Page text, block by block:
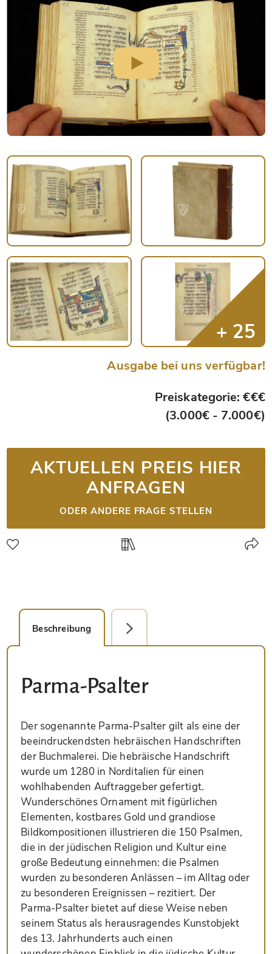
Ausgabe bei uns verfügbar!
Preiskategorie: €€€
(3.000€ - 7.000€)
AKTUELLEN PREIS HIER
ANFRAGEN
ODER ANDERE FRAGE STELLEN
Beschreibung Detailbild
Parma-Psalter
Der sogenannte Parma-Psalter gilt als eine der
beeindruckendsten hebräischen Handschriften
der Buchmalerei. Die hebräische Handschrift
wurde um 1280 in Norditalien für einen
wohlhabenden Auftraggeber gefertigt.
Wunderschönes Ornament mit figürlichen
Elementen, kostbares Gold und grandiose
Bildkompositionen illustrieren die 150 Psalmen,
die in der jüdischen Religion und Kultur eine
große Bedeutung einnehmen: die Psalmen
wurden zu besonderen Anlässen – im Alltag oder
zu besonderen Ereignissen – rezitiert. Der
Parma-Psalter bietet auf diese Weise neben
seinem Status als herausragendes Kunstobjekt
des 13. Jahrhunderts auch einen